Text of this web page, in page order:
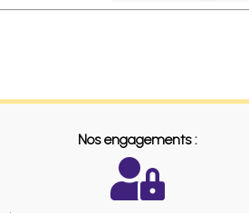
Nos engagements :